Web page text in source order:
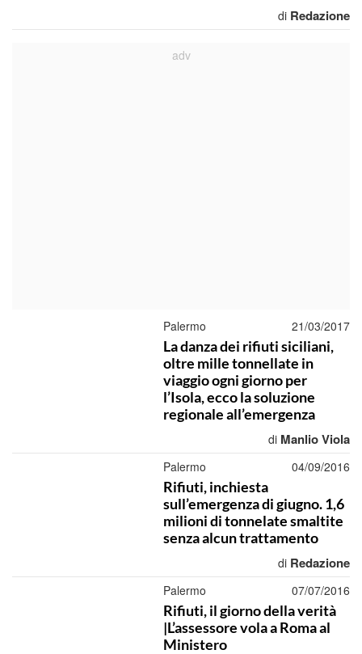
di Redazione
Palermo 21/03/2017
La danza dei rifiuti siciliani,
oltre mille tonnellate in
viaggio ogni giorno per
l’Isola, ecco la soluzione
regionale all’emergenza
di Manlio Viola
Palermo 04/09/2016
Rifiuti, inchiesta
sull’emergenza di giugno. 1,6
milioni di tonnelate smaltite
senza alcun trattamento
di Redazione
Palermo 07/07/2016
Rifiuti, il giorno della verità
|L’assessore vola a Roma al
Ministero